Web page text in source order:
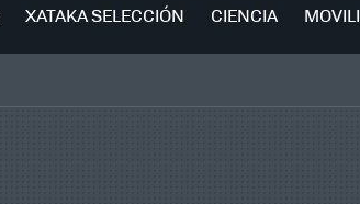
XATAKA SELECCIÓN CIENCIA